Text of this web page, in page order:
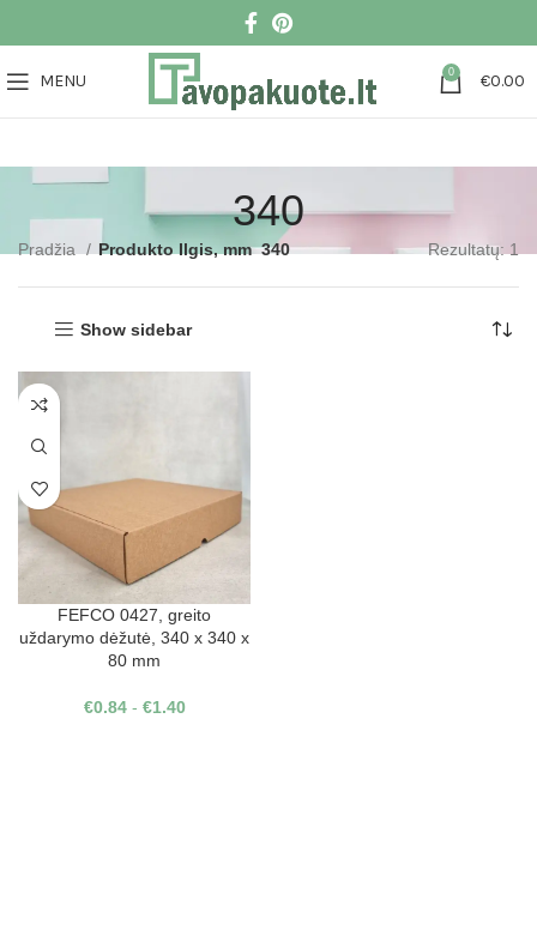
MENU 0 €0.00
340
Pradžia Produkto Ilgis, mm 340 Rezultatų: 1
Show sidebar
FEFCO 0427, greito
uždarymo dėžutė, 340 x 340 x
80 mm
€0.84- €1.40